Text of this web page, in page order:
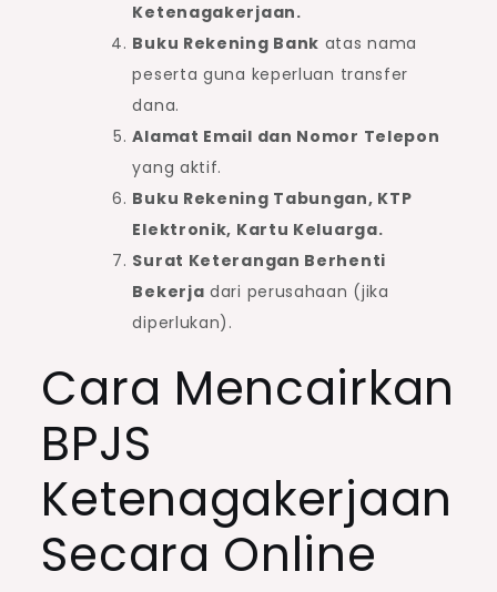
Ketenagakerjaan.
Buku Rekening Bank atas nama
peserta guna keperluan transfer
dana.
Alamat Email dan Nomor Telepon
yang aktif.
Buku Rekening Tabungan, KTP
Elektronik, Kartu Keluarga.
Surat Keterangan Berhenti
Bekerja dari perusahaan (jika
diperlukan).
Cara Mencairkan
BPJS
Ketenagakerjaan
Secara Online